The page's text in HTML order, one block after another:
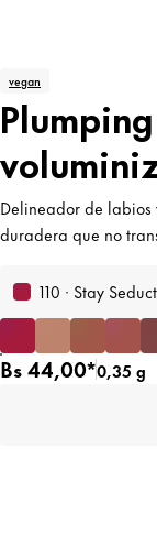
vegan
Delineador de
duradera que no
110 · Stay
Bs 44,00*0,35 g